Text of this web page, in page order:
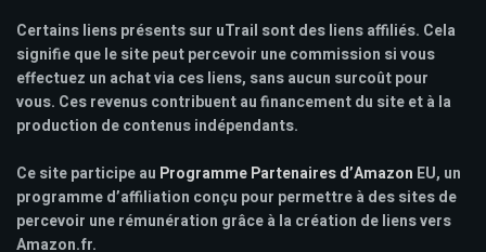
Certains liens présents sur uTrail sont des liens affiliés. Cela
signifie que le site peut percevoir une commission si vous
effectuez un achat via ces liens, sans aucun surcoût pour
vous. Ces revenus contribuent au financement du site et à la
production de contenus indépendants.
Ce site participe au Programme Partenaires d’Amazon EU, un
programme d’affiliation conçu pour permettre à des sites de
percevoir une rémunération grâce à la création de liens vers
Amazon.fr.